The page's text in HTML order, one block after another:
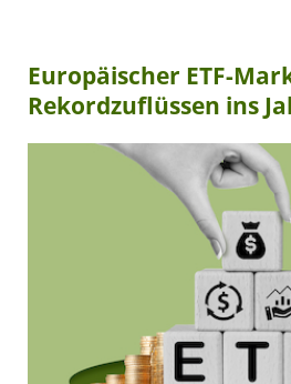
Europäischer ETF-
Rekordzuflüssen ins